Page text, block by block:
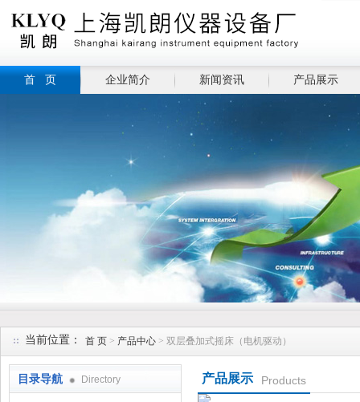
首 页 企业简介 新闻资讯 产品展示
当前位置： 首 页 > 产品中心 > 双层叠加式摇床（电机驱动）
目录导航 Directory 产品展示 Products